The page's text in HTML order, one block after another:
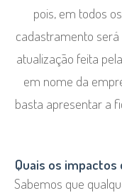
pois, em todos
cadastramento
atualização feita
em nome da
basta apresentar a
Quais os impactos
Sabemos que